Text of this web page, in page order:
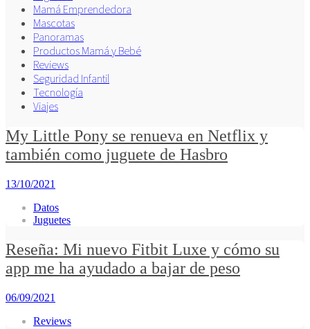
Mamá Emprendedora
Mascotas
Panoramas
Productos Mamá y Bebé
Reviews
Seguridad Infantil
Tecnología
Viajes
My Little Pony se renueva en Netflix y
también como juguete de Hasbro
13/10/2021
Datos
Juguetes
Reseña: Mi nuevo Fitbit Luxe y cómo su
app me ha ayudado a bajar de peso
06/09/2021
Reviews